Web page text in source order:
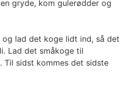
gryde, kom gulerødder og
lad det koge lidt ind, så det
Lad det småkoge til
Til sidst kommes det sidste